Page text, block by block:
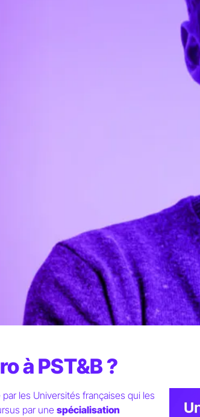
à PST&B ?
les Universités françaises qui les
par une spécialisation